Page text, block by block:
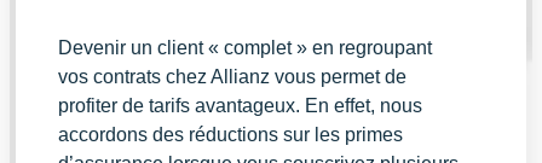
Devenir un client « complet » en regroupant
vos contrats chez Allianz vous permet de
profiter de tarifs avantageux. En effet, nous
accordons des réductions sur les primes